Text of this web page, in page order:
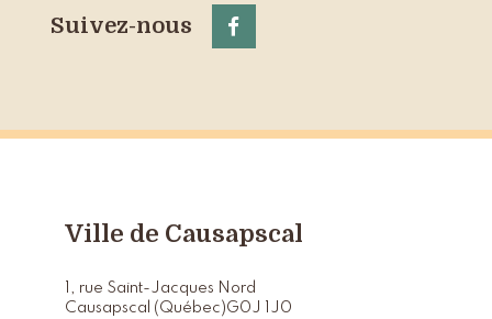
Suivez-nous
Ville de Causapscal
1, rue Saint-Jacques Nord
Causapscal (Québec)G0J 1J0